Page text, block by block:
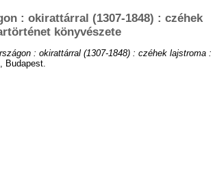
: okirattárral (1307-1848) : czéhek
könyvészete
: okirattárral (1307-1848) : czéhek lajstroma :
Budapest.